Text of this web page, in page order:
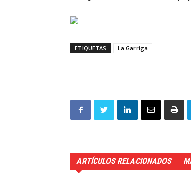
ETIQUETAS La Garriga
ARTÍCULOS RELACIONADOS